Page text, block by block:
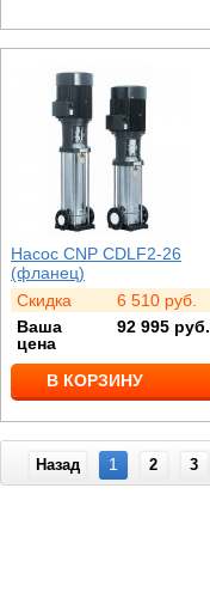
Насос CNP CDLF2-26
(фланец)
Скидка
6 510 руб.
Ваша
цена
92 995 руб.
В КОРЗИНУ
Назад 1 2 3